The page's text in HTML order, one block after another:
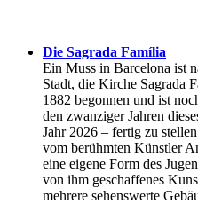
Die Sagrada Família
Ein Muss in Barcelona ist
Stadt, die Kirche Sagrada
1882 begonnen und ist
den zwanziger Jahren
Jahr 2026 – fertig zu
vom berühmten Künstler
eine eigene Form des
von ihm geschaffenes
mehrere sehenswerte